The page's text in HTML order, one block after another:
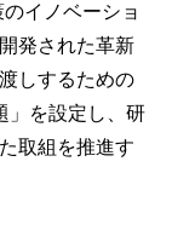
イノベーショ
発された革新
しするための
」を設定し、研
取組を推進す